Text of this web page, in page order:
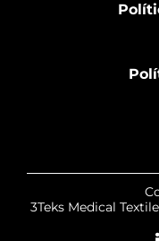
3Teks Medical